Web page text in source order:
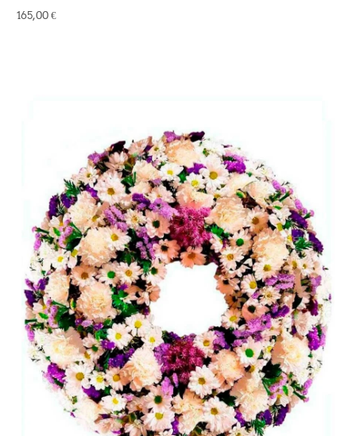
165,00 €